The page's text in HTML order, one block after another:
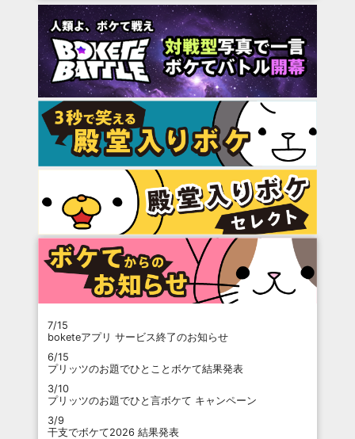
7/15
boketeアプリ サービス終了のお知らせ
6/15
プリッツのお題でひとことボケて結果発表
3/10
プリッツのお題でひと言ボケて キャンペーン
3/9
干支でボケて2026 結果発表